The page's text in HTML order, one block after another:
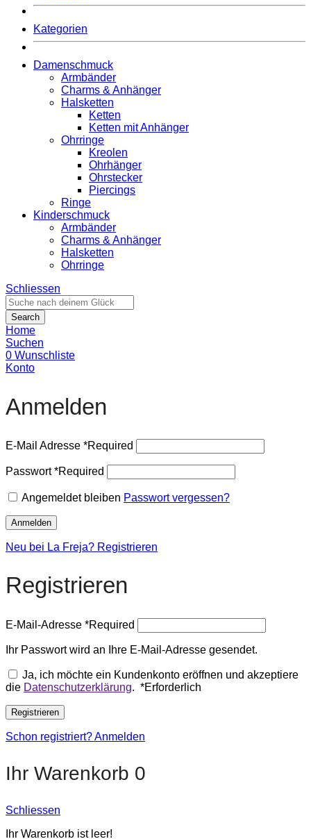
Kategorien
Damenschmuck
Armbänder
Charms & Anhänger
Halsketten
Ketten
Ketten mit Anhänger
Ohrringe
Kreolen
Ohrhänger
Ohrstecker
Piercings
Ringe
Kinderschmuck
Armbänder
Charms & Anhänger
Halsketten
Ohrringe
Schliessen
Search
Home
Suchen
0 Wunschliste
Konto
Anmelden
E-Mail Adresse *Required
Passwort*Required
Angemeldet bleiben Passwort vergessen?
Anmelden
Neu bei La Freja? Registrieren
Registrieren
E-Mail-Adresse *Required
Ihr Passwort wird an Ihre E-Mail-Adresse gesendet.
Ja, ich möchte ein Kundenkonto eröffnen und akzeptiere
die Datenschutzerklärung. *Erforderlich
Registrieren
Schon registriert? Anmelden
Ihr Warenkorb 0
Schliessen
Ihr Warenkorb ist leer!